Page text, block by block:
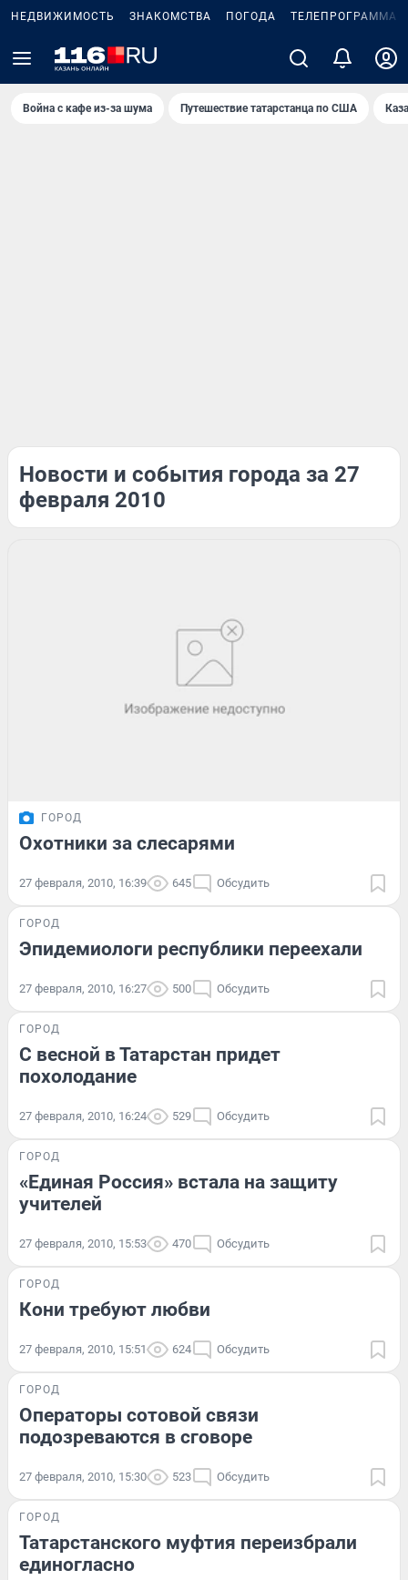
НЕДВИЖИМОСТЬ ЗНАКОМСТВА ПОГОДА ТЕЛЕПРОГРАММА
Война с кафе из-за шума Путешествие татарстанца по США
Новости и события города за 27
февраля 2010
ГОРОД
Охотники за слесарями
27 февраля, 2010, 16:39 645 Обсудить
ГОРОД
Эпидемиологи республики переехали
27 февраля, 2010, 16:27 500 Обсудить
ГОРОД
С весной в Татарстан придет
похолодание
27 февраля, 2010, 16:24 529 Обсудить
ГОРОД
«Единая Россия» встала на защиту
учителей
27 февраля, 2010, 15:53 470 Обсудить
ГОРОД
Кони требуют любви
27 февраля, 2010, 15:51 624 Обсудить
ГОРОД
Операторы сотовой связи
подозреваются в сговоре
27 февраля, 2010, 15:30 523 Обсудить
ГОРОД
Татарстанского муфтия переизбрали
единогласно